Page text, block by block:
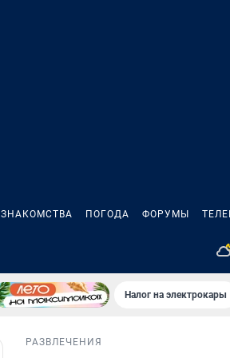
ЗНАКОМСТВА ПОГОДА ФОРУМЫ
Налог на электрокары
РАЗВЛЕЧЕНИЯ